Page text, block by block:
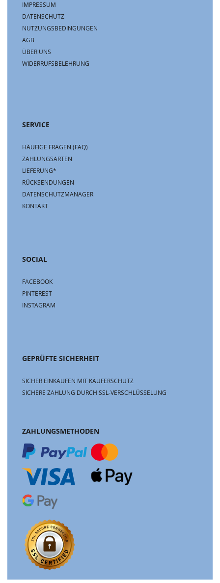
IMPRESSUM
DATENSCHUTZ
NUTZUNGSBEDINGUNGEN
AGB
ÜBER UNS
WIDERRUFSBELEHRUNG
SERVICE
HÄUFIGE FRAGEN (FAQ)
ZAHLUNGSARTEN
LIEFERUNG*
RÜCKSENDUNGEN
DATENSCHUTZMANAGER
KONTAKT
SOCIAL
FACEBOOK
PINTEREST
INSTAGRAM
GEPRÜFTE SICHERHEIT
SICHER EINKAUFEN MIT KÄUFERSCHUTZ
SICHERE ZAHLUNG DURCH SSL-VERSCHLÜSSELUNG
ZAHLUNGSMETHODEN